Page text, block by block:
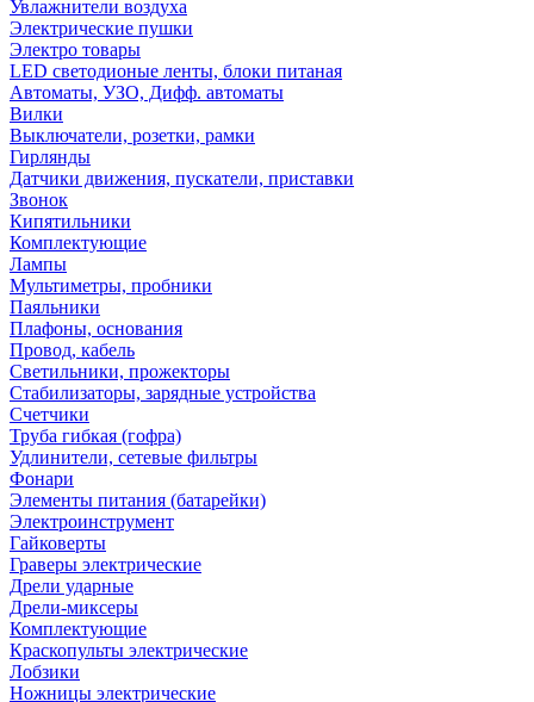
Увлажнители воздуха
Электрические пушки
Электро товары
LED светодионые ленты, блоки питаная
Автоматы, УЗО, Дифф. автоматы
Вилки
Выключатели, розетки, рамки
Гирлянды
Датчики движения, пускатели, приставки
Звонок
Кипятильники
Комплектующие
Лампы
Мультиметры, пробники
Паяльники
Плафоны, основания
Провод, кабель
Светильники, прожекторы
Стабилизаторы, зарядные устройства
Счетчики
Труба гибкая (гофра)
Удлинители, сетевые фильтры
Фонари
Элементы питания (батарейки)
Электроинструмент
Гайковерты
Граверы электрические
Дрели ударные
Дрели-миксеры
Комплектующие
Краскопульты электрические
Лобзики
Ножницы электрические